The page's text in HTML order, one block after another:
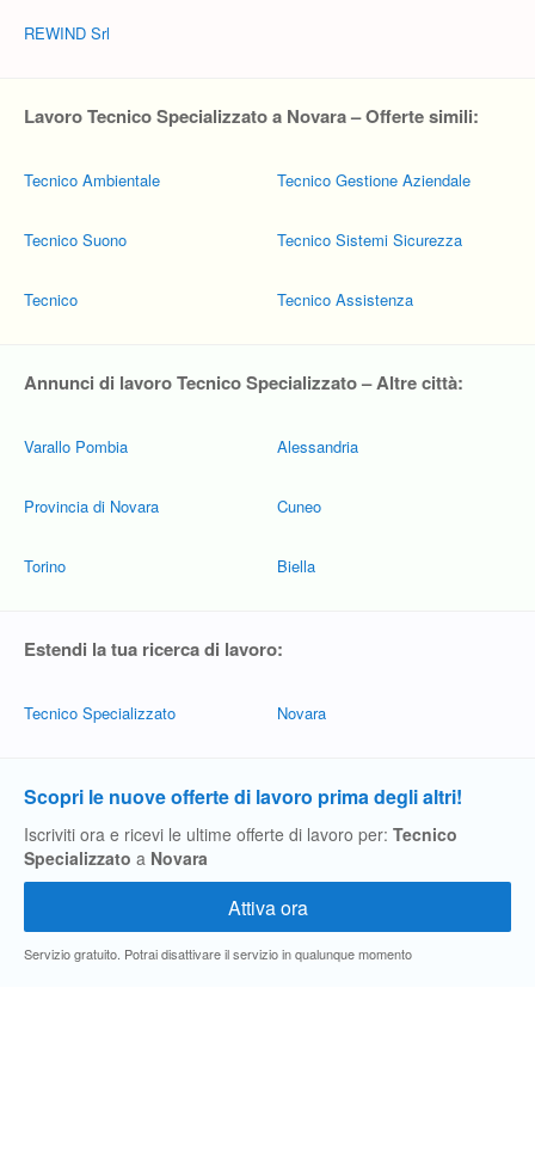
REWIND Srl
Lavoro Tecnico Specializzato a Novara – Offerte simili:
Tecnico Ambientale
Tecnico Suono
Tecnico
Tecnico Gestione Aziendale
Tecnico Sistemi Sicurezza
Tecnico Assistenza
Annunci di lavoro Tecnico Specializzato – Altre città:
Varallo Pombia
Provincia di Novara
Torino
Alessandria
Cuneo
Biella
Estendi la tua ricerca di lavoro:
Tecnico Specializzato Novara
Scopri le nuove offerte di lavoro prima degli altri!
Iscriviti ora e ricevi le ultime offerte di lavoro per: Tecnico
Specializzato a Novara
Servizio gratuito. Potrai disattivare il servizio in qualunque momento